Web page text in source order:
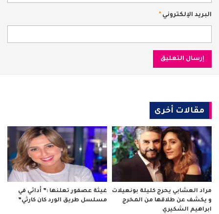
البريد الإلكتروني*
مقالات أخرى
مراد العشابي يحرج كليلة بونعيلات
و يكشف عن طلاقها من المخرج
ابراهيم الشكيري
غيثة عصفور تعلنها :” أدائي في
مسلسل طريق الورد كان كارثي”